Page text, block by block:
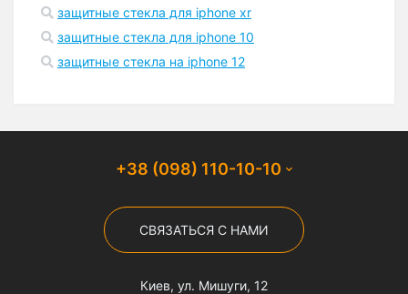
защитные стекла для iphone xr
защитные стекла для iphone 10
защитные стекла на iphone 12
+38 (098) 110-10-10
СВЯЗАТЬСЯ С НАМИ
Киев, ул. Мишуги, 12